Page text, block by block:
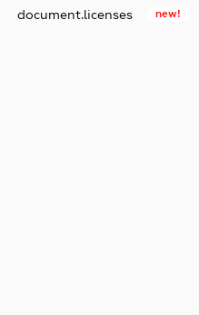
document.licenses new!